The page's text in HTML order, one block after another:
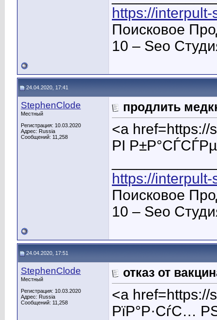
https://
Поисковое
10 – Seo
24.04.2020, 17:41
StephenClode
Местный
Регистрация: 10.03.2020
Адрес: Russia
Сообщений: 11,258
продлить
<a href=https://
РІ
https://
Поисковое
10 – Seo
24.04.2020, 17:51
StephenClode
Местный
Регистрация: 10.03.2020
Адрес: Russia
Сообщений: 11,258
отказ от
<a
РїР°Р·СѓС…